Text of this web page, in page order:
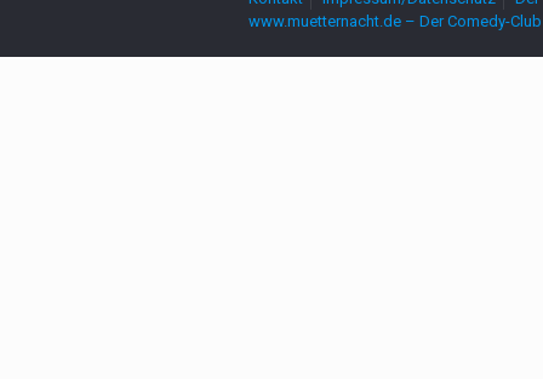
www.muetternacht.de – Der Comedy-Club